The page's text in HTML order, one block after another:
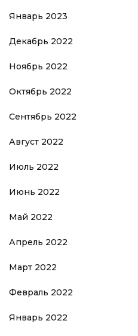
Январь 2023
Декабрь 2022
Ноябрь 2022
Октябрь 2022
Сентябрь 2022
Август 2022
Июль 2022
Июнь 2022
Май 2022
Апрель 2022
Март 2022
Февраль 2022
Январь 2022